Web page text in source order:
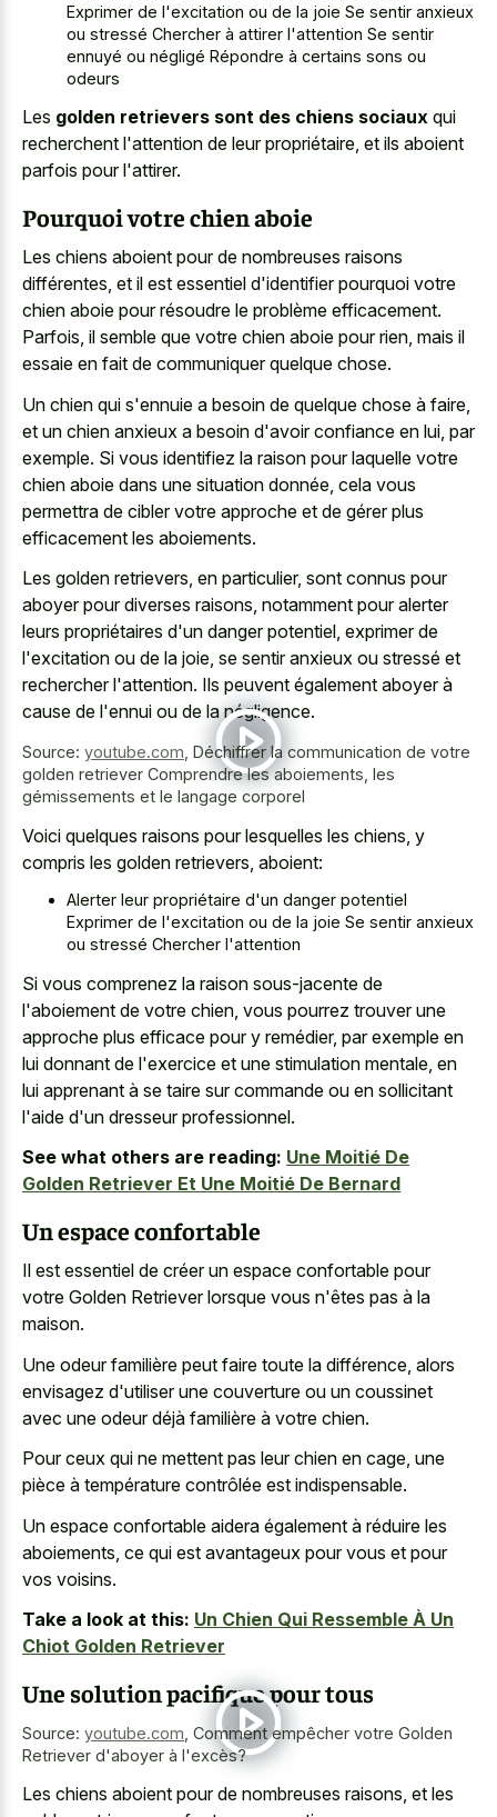
Exprimer de l'excitation ou de la joie Se sentir anxieux
ou stressé Chercher à attirer l'attention Se sentir
ennuyé ou négligé Répondre à certains sons ou
odeurs
Les golden retrievers sont des chiens sociaux qui
recherchent l'attention de leur propriétaire, et ils aboient
parfois pour l'attirer.
Pourquoi votre chien aboie
Les chiens aboient pour de nombreuses raisons
différentes, et il est essentiel d'identifier pourquoi votre
chien aboie pour résoudre le problème efficacement.
Parfois, il semble que votre chien aboie pour rien, mais il
essaie en fait de communiquer quelque chose.
Un chien qui s'ennuie a besoin de quelque chose à faire,
et un chien anxieux a besoin d'avoir confiance en lui, par
exemple. Si vous identifiez la raison pour laquelle votre
chien aboie dans une situation donnée, cela vous
permettra de cibler votre approche et de gérer plus
efficacement les aboiements.
Les golden retrievers, en particulier, sont connus pour
aboyer pour diverses raisons, notamment pour alerter
leurs propriétaires d'un danger potentiel, exprimer de
l'excitation ou de la joie, se sentir anxieux ou stressé et
rechercher l'attention. Ils peuvent également aboyer à
cause de l'ennui ou de la négligence.
Source: youtube.com Déchiffrer la communication de votre
golden retriever Comprendre les aboiements, les
gémissements et le langage corporel
Voici quelques raisons pour lesquelles les chiens, y
compris les golden retrievers, aboient:
Alerter leur propriétaire d'un danger potentiel
Exprimer de l'excitation ou de la joie Se sentir anxieux
ou stressé Chercher l'attention
Si vous comprenez la raison sous-jacente de
l'aboiement de votre chien, vous pourrez trouver une
approche plus efficace pour y remédier, par exemple en
lui donnant de l'exercice et une stimulation mentale, en
lui apprenant à se taire sur commande ou en sollicitant
l'aide d'un dresseur professionnel.
See what others are reading: Une Moitié De
Golden Retriever Et Une Moitié De Bernard
Un espace confortable
Il est essentiel de créer un espace confortable pour
votre Golden Retriever lorsque vous n'êtes pas à la
maison.
Une odeur familière peut faire toute la différence, alors
envisagez d'utiliser une couverture ou un coussinet
avec une odeur déjà familière à votre chien.
Pour ceux qui ne mettent pas leur chien en cage, une
pièce à température contrôlée est indispensable.
Un espace confortable aidera également à réduire les
aboiements, ce qui est avantageux pour vous et pour
vos voisins.
Take a look at this: Un Chien Qui Ressemble À Un
Chiot Golden Retriever
Une solution pacifique pour tous
Source: youtube.com Comment empêcher votre Golden
Retriever d'aboyer à l'excès?
Les chiens aboient pour de nombreuses raisons, et les